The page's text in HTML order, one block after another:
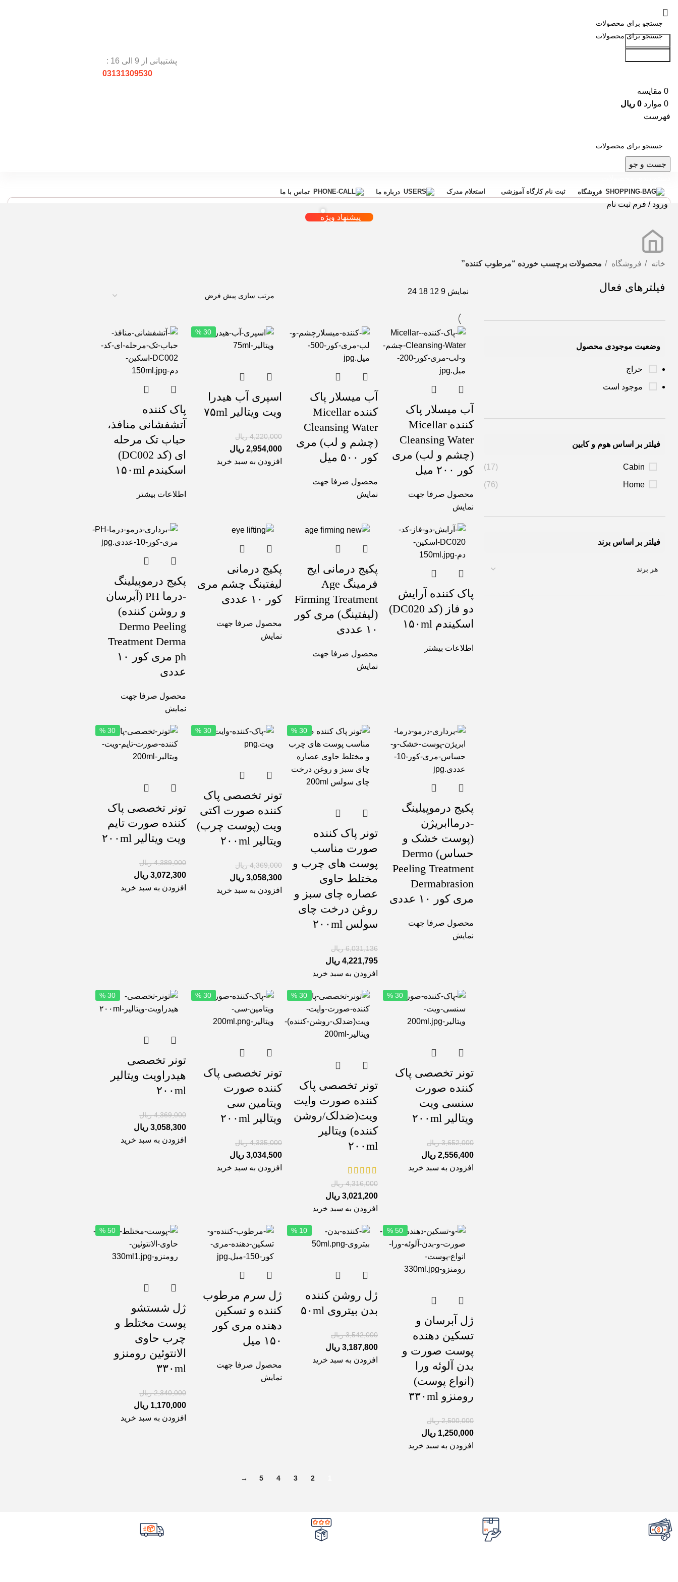
جست و جو
پشتیبانی از 9 الی 16 :
03131309530
0 مقایسه
0 موارد 0 ریال
فهرست
جست و جو
فروشگاه ثبت نام کارگاه آموزشی استعلام مدرک درباره ما تماس با ما
ورود / فرم ثبت نام
پیشنهاد ویژه
خانه فروشگاه محصولات برچسب خورده “مرطوب کننده”
فیلترهای فعال
وضعیت موجودی محصول
حراج
موجود است
فیلتر بر اساس هوم و کابین
Cabin
(17)
Home
(76)
فیلتر بر اساس برند
نمایش 9
12
18
24
آب میسلار پاک
کننده Micellar
Cleansing Water
(چشم و لب) مری
کور ۲۰۰ میل
محصول صرفا جهت
نمایش
آب میسلار پاک
کننده Micellar
Cleansing Water
(چشم و لب) مری
کور ۵۰۰ میل
محصول صرفا جهت
نمایش
30 %
اسپری آب هیدرا
ویت ویتالیر ۷۵ml
4,220,000 ریال
2,954,000 ریال
افزودن به سبد خرید
پاک کننده
آتشفشانی منافذ،
حباب تک مرحله
ای (کد DC002)
اسکیندم ۱۵۰ml
اطلاعات بیشتر
پاک کننده آرایش
دو فاز (کد DC020)
اسکیندم ۱۵۰ml
اطلاعات بیشتر
پکیج درمانی ایج
فرمینگ Age
Firming Treatment
(لیفتینگ) مری کور
۱۰ عددی
محصول صرفا جهت
نمایش
پکیج درمانی
لیفتینگ چشم مری
کور ۱۰ عددی
محصول صرفا جهت
نمایش
پکیج درموپیلینگ
-درما PH (آبرسان
و روشن کننده)
Dermo Peeling
Treatment Derma
ph مری کور ۱۰
عددی
محصول صرفا جهت
نمایش
پکیج درموپیلینگ
-درماابریژن
(پوست خشک و
حساس) Dermo
Peeling Treatment
Dermabrasion
مری کور ۱۰ عددی
محصول صرفا جهت
نمایش
30 %
تونر پاک کننده
صورت مناسب
پوست های چرب و
مختلط حاوی
عصاره چای سبز و
روغن درخت چای
سولس ۲۰۰ml
6,031,136 ریال
4,221,795 ریال
افزودن به سبد خرید
30 %
تونر تخصصی پاک
کننده صورت اکتی
ویت (پوست چرب)
ویتالیر ۲۰۰ml
4,369,000 ریال
3,058,300 ریال
افزودن به سبد خرید
30 %
تونر تخصصی پاک
کننده صورت تایم
ویت ویتالیر ۲۰۰ml
4,389,000 ریال
3,072,300 ریال
افزودن به سبد خرید
30 %
تونر تخصصی پاک
کننده صورت
سنسی ویت
ویتالیر ۲۰۰ml
3,652,000 ریال
2,556,400 ریال
افزودن به سبد خرید
30 %
تونر تخصصی پاک
کننده صورت وایت
ویت(ضدلک/روشن
کننده) ویتالیر
۲۰۰ml
4,316,000 ریال
3,021,200 ریال
افزودن به سبد خرید
30 %
تونر تخصصی پاک
کننده صورت
ویتامین سی
ویتالیر ۲۰۰ml
4,335,000 ریال
3,034,500 ریال
افزودن به سبد خرید
30 %
تونر تخصصی
هیدراویت ویتالیر
۲۰۰ml
4,369,000 ریال
3,058,300 ریال
افزودن به سبد خرید
50 %
ژل آبرسان و
تسکین دهنده
پوست صورت و
بدن آلوئه ورا
(انواع پوست)
رومنزو ۳۳۰ml
2,500,000 ریال
1,250,000 ریال
افزودن به سبد خرید
10 %
ژل روشن کننده
بدن بیتروی ۵۰ml
3,542,000 ریال
3,187,800 ریال
افزودن به سبد خرید
ژل سرم مرطوب
کننده و تسکین
دهنده مری کور
۱۵۰ میل
محصول صرفا جهت
نمایش
50 %
ژل شستشو
پوست مختلط و
چرب حاوی
الانتوئین رومنزو
۳۳۰ml
2,340,000 ریال
1,170,000 ریال
افزودن به سبد خرید
2
3
4
5
→